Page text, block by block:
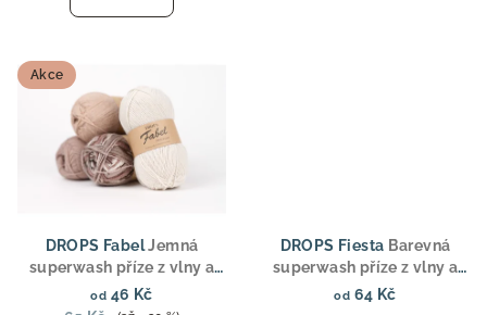
hvězdiček.
Akce
DROPS FabelJemná
superwash příze z vlny a
polyamidu, fingering
tloušťka, ideální pro
od 46 Kč
DROPS Fiesta Barevná
superwash příze z vlny a
polyamidu, ideální pro
od 64 Kč